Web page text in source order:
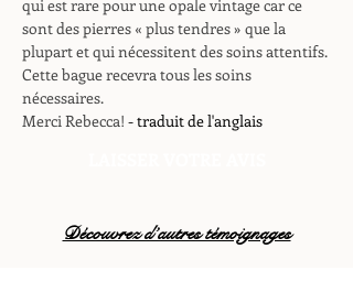
qui est rare pour une opale vintage car ce
sont des pierres « plus tendres » que la
plupart et qui nécessitent des soins attentifs.
Cette bague recevra tous les soins
nécessaires.
Merci Rebecca! - traduit de l'anglais
Découvrez d’autres témoignages